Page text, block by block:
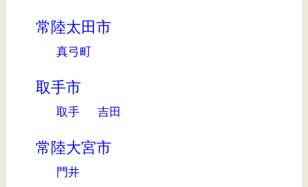
常陸太田市
真弓町
取手市
取手 吉田
常陸大宮市
門井